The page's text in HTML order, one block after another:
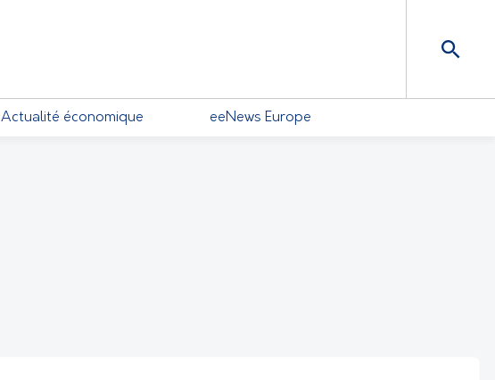
Actualité économique eeNews Europe